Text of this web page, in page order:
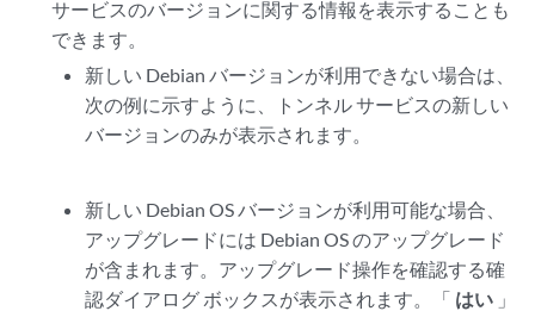
サービスのバージョンに関する情報を表示することも
できます。
新しい Debian バージョンが利用できない場合は、
次の例に示すように、トンネル サービスの新しい
バージョンのみが表示されます。
新しい Debian OS バージョンが利用可能な場合、
アップグレードには Debian OS のアップグレード
が含まれます。アップグレード操作を確認する確
認ダイアログ ボックスが表示されます。「 はい」